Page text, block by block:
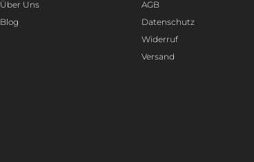
Über Uns
Blog
AGB
Datenschutz
Widerruf
Versand